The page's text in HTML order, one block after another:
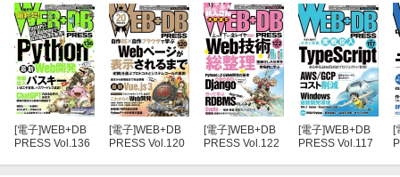
[電子]WEB+DB
PRESS Vol.136
[電子]WEB+DB
PRESS Vol.120
[電子]WEB+DB
PRESS Vol.122
[電子]WEB+DB
PRESS Vol.117
[